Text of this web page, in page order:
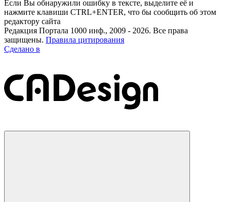
Если Вы обнаружили ошибку в тексте, выделите её и
нажмите клавиши CTRL+ENTER, что бы сообщить об этом
редактору сайта
Редакция Портала 1000 инф., 2009 - 2026. Все права
защищены. Правила цитирования
Сделано в